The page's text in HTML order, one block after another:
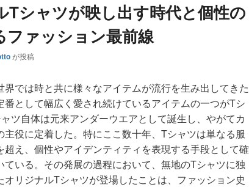
Tシャツが映し出す時代と個性の
ファッション最前線
が投稿
界では時と共に様々なアイテムが流行を生み出してきた
番として幅広く愛され続けているアイテムの一つがTシ
ツ自体は元来アンダーウエアとして誕生し、やがてカ
主役に定着した。特にここ数十年、Tシャツは単なる服
超え、個性やアイデンティティを表現する手段として確
ている。その発展の過程において、無地のTシャツに独
オリジナルTシャツが登場したことは、ファッション史